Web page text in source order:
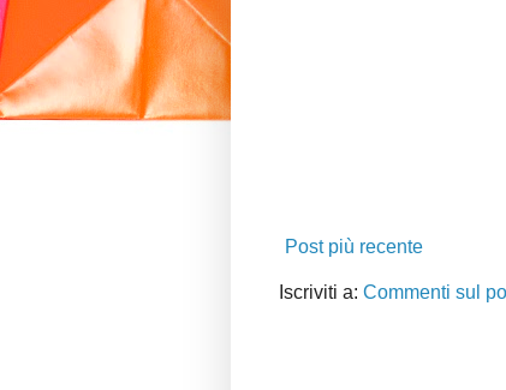
Post più recente
Iscriviti a: Commenti sul